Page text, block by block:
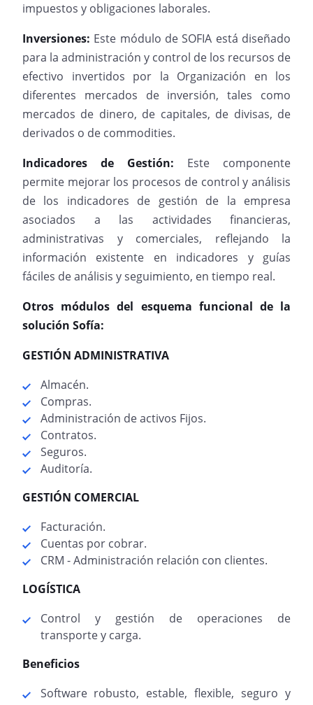
impuestos y obligaciones laborales.
Inversiones: Este módulo de SOFIA está diseñado
para la administración y control de los recursos de
efectivo invertidos por la Organización en los
diferentes mercados de inversión, tales como
mercados de dinero, de capitales, de divisas, de
derivados o de commodities.
Indicadores de Gestión: Este componente
permite mejorar los procesos de control y análisis
de los indicadores de gestión de la empresa
asociados a las actividades financieras,
administrativas y comerciales, reflejando la
información existente en indicadores y guías
fáciles de análisis y seguimiento, en tiempo real.
Otros módulos del esquema funcional de la
solución Sofía:
GESTIÓN ADMINISTRATIVA
Almacén.
Compras.
Administración de activos Fijos.
Contratos.
Seguros.
Auditoría.
GESTIÓN COMERCIAL
Facturación.
Cuentas por cobrar.
CRM - Administración relación con clientes.
LOGÍSTICA
Control y gestión de operaciones de
transporte y carga.
Beneficios
Software robusto, estable, flexible, seguro y